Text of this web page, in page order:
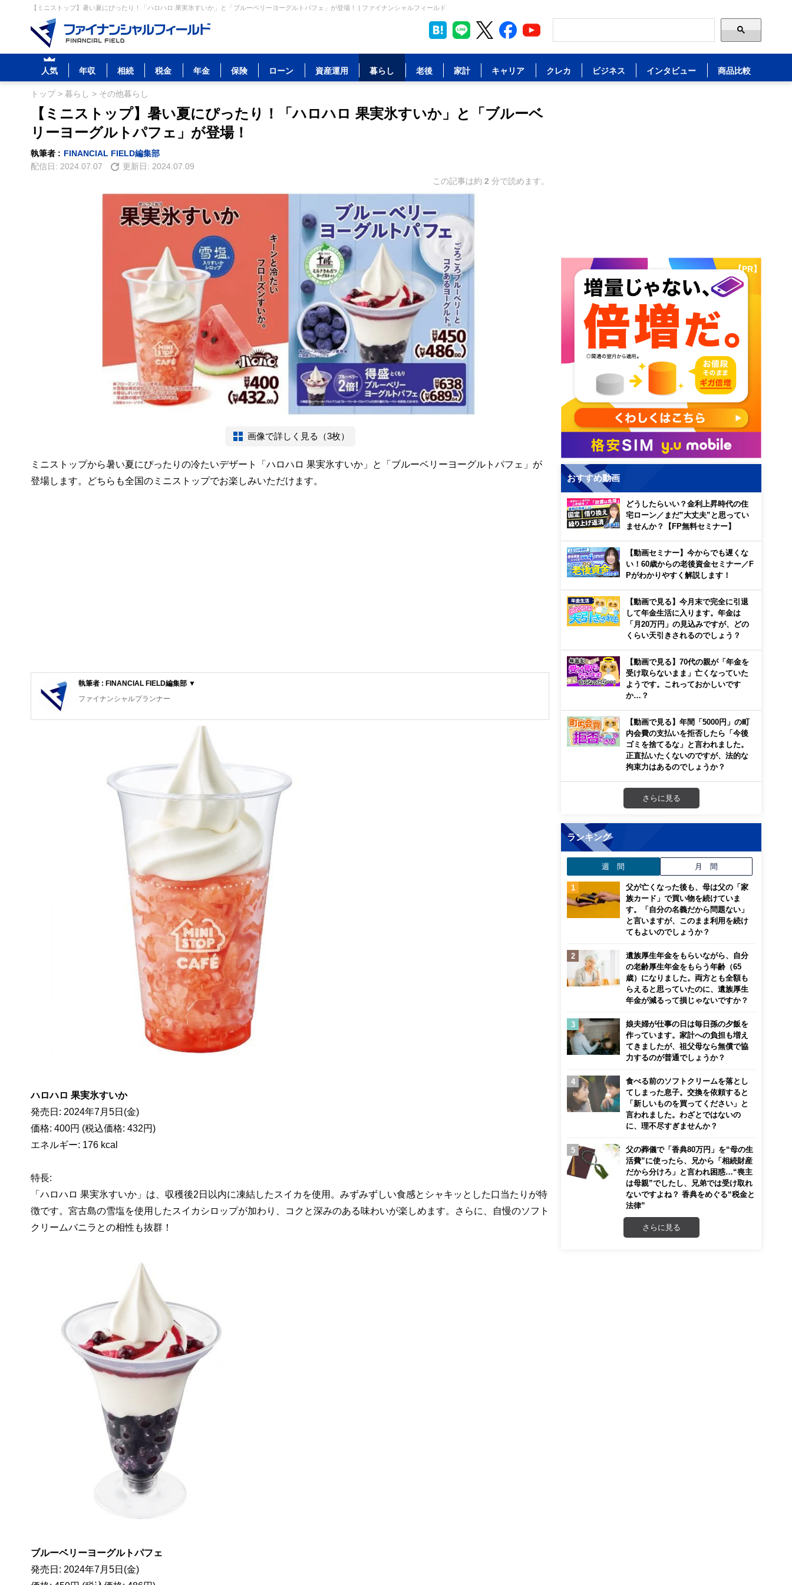
【ミニストップ】暑い夏にぴったり！「ハロハロ 果実氷すいか」と「ブルーベリーヨーグルトパフェ」が登場！ | ファイナンシャルフィールド
人気 年収 相続 税金 年金 保険 ローン 資産運用 暮らし 老後 家計 キャリア クレカ ビジネス インタビュー 商品比較
トップ> 暮らし > その他暮らし
【ミニストップ】暑い夏にぴったり！「ハロハロ 果実氷すいか」と「ブルーベ
リーヨーグルトパフェ」が登場！
執筆者 : FINANCIAL FIELD編集部
配信日: 2024.07.07 更新日: 2024.07.09
この記事は約 2 分で読めます。
画像で詳しく見る（3枚）
ミニストップから暑い夏にぴったりの冷たいデザート「ハロハロ 果実氷すいか」と「ブルーベリーヨーグルトパフェ」が
登場します。どちらも全国のミニストップでお楽しみいただけます。
執筆者 : FINANCIAL FIELD編集部 ▼
ファイナンシャルプランナー
FinancialField編集部は、金融、経済に関する記事を、日々の暮らしにどのような影響を与えるかという視点で、お金の知識がない方でも理解でき
編集部のメンバーは、ファイナンシャルプランナーの資格取得者を中心に「お金や暮らし」に関する書籍・雑誌の編集経験者で構成され、企画立
FinancialFieldの特徴は、ファイナンシャルプランナー、弁護士、税理士、宅地建物取引士、相続診断士、住宅ローンアドバイザー、DCプランナ
ー、公認会計士、社会保険労務士、行政書士、投資アナリスト、キャリアコンサルタントなど150名以上の有資格者を執筆者・監修者として迎
え、むずかしく感じられる年金や税金、相続、保険、ローンなどの話をわかりやすく発信している点です。
このように編集経験豊富なメンバーと金融や経済に精通した執筆者・監修者による執筆体制を築くことで、内容のわかりやすさはもちろんのこ
と、読み応えのあるコンテンツと確かな情報発信を実現しています。
私たちは、快適でより良い生活のアイデアを提供するお金のコンシェルジュを目指します。
ハロハロ 果実氷すいか
発売日: 2024年7月5日(金)
価格: 400円 (税込価格: 432円)
エネルギー: 176 kcal
特長:
「ハロハロ 果実氷すいか」は、収穫後2日以内に凍結したスイカを使用。みずみずしい食感とシャキッとした口当たりが特
徴です。宮古島の雪塩を使用したスイカシロップが加わり、コクと深みのある味わいが楽しめます。さらに、自慢のソフト
クリームバニラとの相性も抜群！
ブルーベリーヨーグルトパフェ
発売日: 2024年7月5日(金)
【PR】
おすすめ動画
どうしたらいい？金利上昇時代の住
宅ローン／まだ”大丈夫”と思ってい
ませんか？【FP無料セミナー】
【動画セミナー】今からでも遅くな
い！60歳からの老後資金セミナー／F
Pがわかりやすく解説します！
【動画で見る】今月末で完全に引退
して年金生活に入ります。年金は
「月20万円」の見込みですが、どの
くらい天引きされるのでしょう？
【動画で見る】70代の親が「年金を
受け取らないまま」亡くなっていた
ようです。これっておかしいです
か…？
【動画で見る】年間「5000円」の町
内会費の支払いを拒否したら「今後
ゴミを捨てるな」と言われました。
正直払いたくないのですが、法的な
拘束力はあるのでしょうか？
さらに見る
ランキング
週 間 月 間
父が亡くなった後も、母は父の「家
族カード」で買い物を続けていま
す。「自分の名義だから問題ない」
と言いますが、このまま利用を続け
てもよいのでしょうか？
遺族厚生年金をもらいながら、自分
の老齢厚生年金をもらう年齢（65
歳）になりました。両方とも全額も
らえると思っていたのに、遺族厚生
年金が減るって損じゃないですか？
娘夫婦が仕事の日は毎日孫の夕飯を
作っています。家計への負担も増え
てきましたが、祖父母なら無償で協
力するのが普通でしょうか？
食べる前のソフトクリームを落とし
てしまった息子。交換を依頼すると
「新しいものを買ってください」と
言われました。わざとではないの
に、理不尽すぎませんか？
父の葬儀で「香典80万円」を“母の生
活費”に使ったら、兄から「相続財産
だから分けろ」と言われ困惑…“喪主
は母親”でしたし、兄弟では受け取れ
ないですよね？ 香典をめぐる“税金と
法律”
さらに見る